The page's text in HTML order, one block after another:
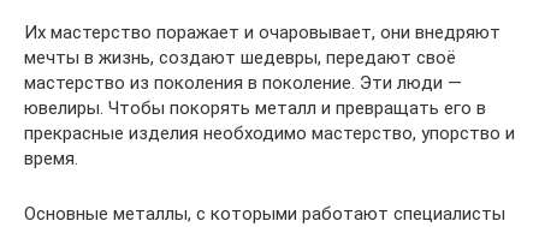
Их мастерство поражает и очаровывает, они внедряют
мечты в жизнь, создают шедевры, передают своё
мастерство из поколения в поколение. Эти люди —
ювелиры. Чтобы покорять металл и превращать его в
прекрасные изделия необходимо мастерство, упорство и
время.
Основные металлы, с которыми работают специалисты